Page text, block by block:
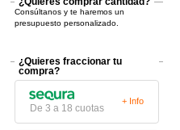
Consúltanos y te haremos un
presupuesto personalizado.
¿Quieres fraccionar tu
compra?
De 3 a 18 cuotas
+ Info